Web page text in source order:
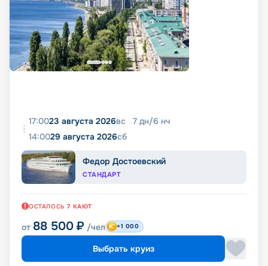
17:0023 августа 2026вс 7 дн/6 нч
14:0029 августа 2026сб
Федор Достоевский
СТАНДАРТ
ОСТАЛОСЬ 7 КАЮТ
от 88 500 ₽ /чел +1 000
Выбрать круиз